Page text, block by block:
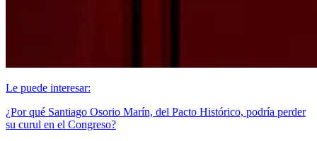
Le puede interesar:
¿Por qué Santiago Osorio Marín, del Pacto Histórico, podría perder
su curul en el Congreso?